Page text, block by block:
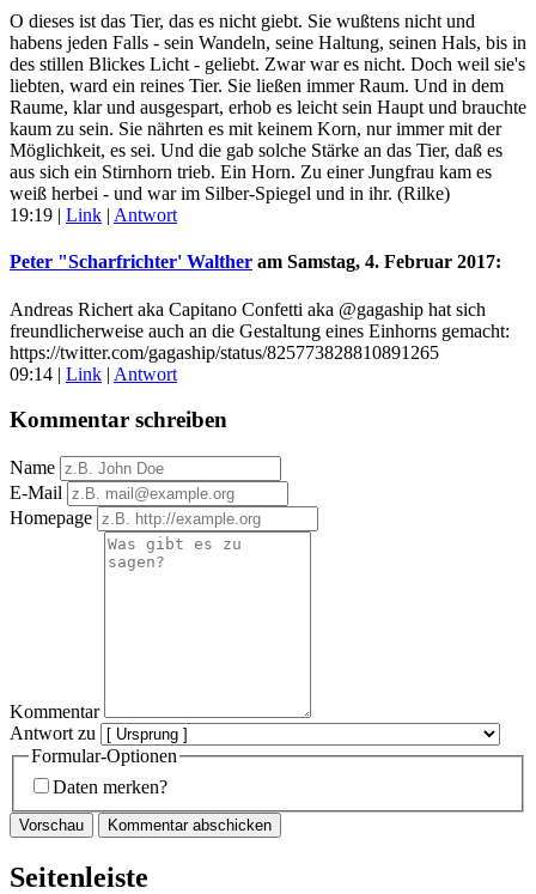
O dieses ist das Tier, das es nicht giebt. Sie wußtens nicht und
habens jeden Falls - sein Wandeln, seine Haltung, seinen Hals, bis in
des stillen Blickes Licht - geliebt. Zwar war es nicht. Doch weil sie's
liebten, ward ein reines Tier. Sie ließen immer Raum. Und in dem
Raume, klar und ausgespart, erhob es leicht sein Haupt und brauchte
kaum zu sein. Sie nährten es mit keinem Korn, nur immer mit der
Möglichkeit, es sei. Und die gab solche Stärke an das Tier, daß es
aus sich ein Stirnhorn trieb. Ein Horn. Zu einer Jungfrau kam es
weiß herbei - und war im Silber-Spiegel und in ihr. (Rilke)
19:19 | Link | Antwort
Peter "Scharfrichter' Walther am Samstag, 4. Februar 2017:
Andreas Richert aka Capitano Confetti aka @gagaship hat sich
freundlicherweise auch an die Gestaltung eines Einhorns gemacht:
https://twitter.com/gagaship/status/825773828810891265
09:14 | Link | Antwort
Kommentar schreiben
Name
E-Mail
Homepage
Kommentar
Antwort zu
Formular-Optionen
Daten merken?
Seitenleiste